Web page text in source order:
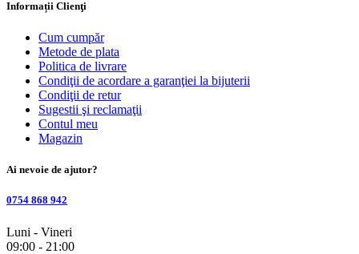
Informații Clienţi
Cum cumpăr
Metode de plata
Politica de livrare
Condiţii de acordare a garanţiei la bijuterii
Condiţii de retur
Sugestii şi reclamaţii
Contul meu
Magazin
Ai nevoie de ajutor?
0754 868 942
Luni - Vineri
09:00 - 21:00